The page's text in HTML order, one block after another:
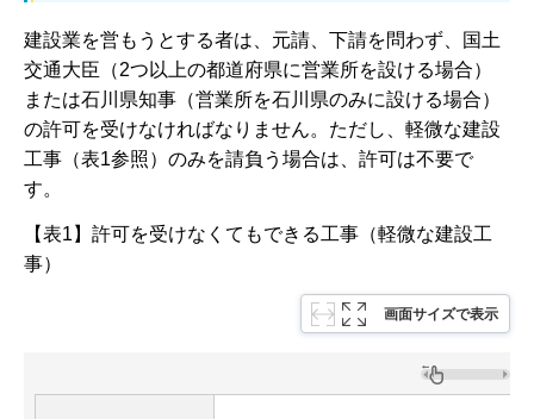
建設業を営もうとする者は、元請、下請を問わず、国土
交通大臣（2つ以上の都道府県に営業所を設ける場合）
または石川県知事（営業所を石川県のみに設ける場合）
の許可を受けなければなりません。ただし、軽微な建設
工事（表1参照）のみを請負う場合は、許可は不要で
す。
【表1】許可を受けなくてもできる工事（軽微な建設工
事）
画面サイズで表示